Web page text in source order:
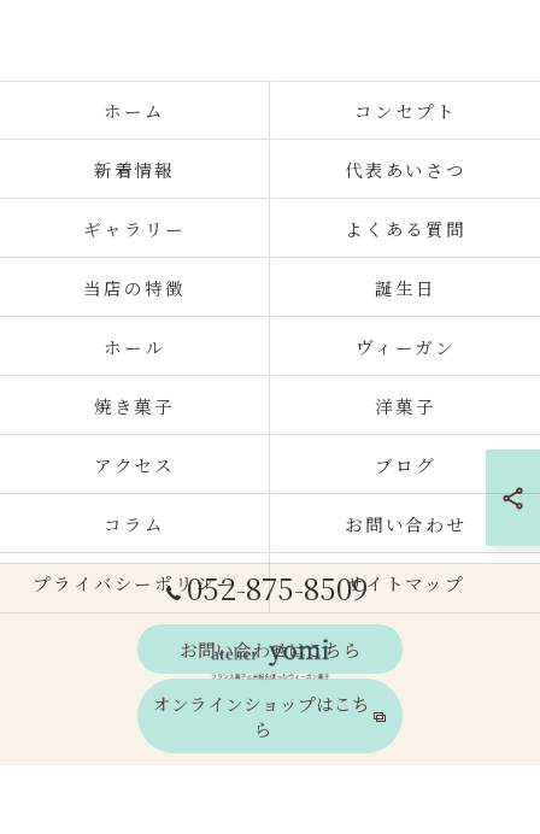
052-875-8509
お問い合わせはこちら
オンラインショップはこち
ら
ホーム コンセプト
新着情報 代表あいさつ
ギャラリー よくある質問
当店の特徴 誕生日
ホール ヴィーガン
焼き菓子 洋菓子
アクセス ブログ
コラム お問い合わせ
プライバシーポリシー サイトマップ
© 2026 愛知県名古屋市のケーキならatelier yomi ALL RIGHTS RESERVED.